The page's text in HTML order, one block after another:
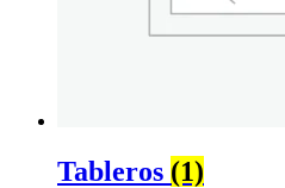
Tableros (1)